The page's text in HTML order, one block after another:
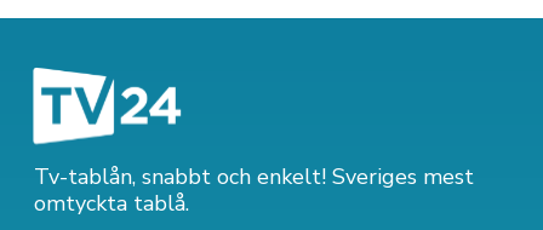
Tv-tablån, snabbt och enkelt! Sveriges mest
omtyckta tablå.